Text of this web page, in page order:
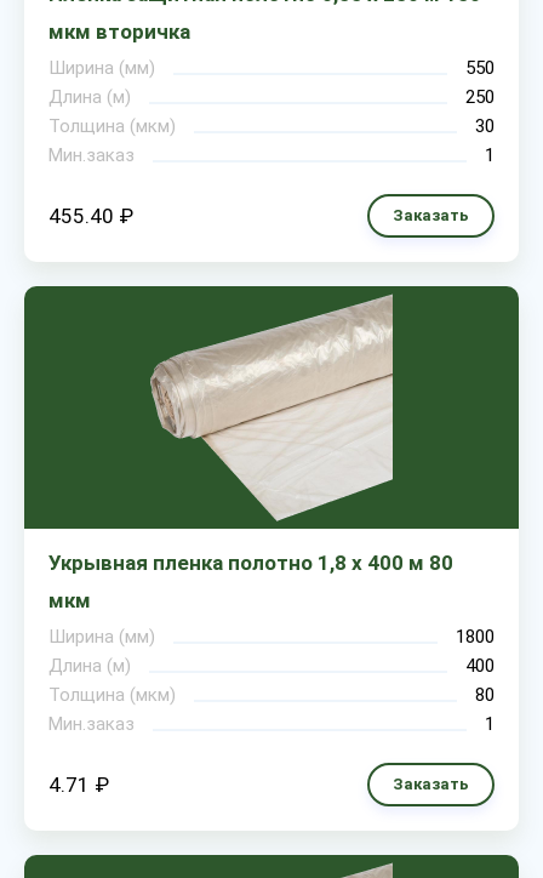
мкм вторичка
Ширина (мм)
550
Длина (м)
250
Толщина (мкм)
30
Мин.заказ
1
455.40 ₽ Заказать
Укрывная пленка полотно 1,8 х 400 м 80
мкм
Ширина (мм)
1800
Длина (м)
400
Толщина (мкм)
80
Мин.заказ
1
4.71 ₽ Заказать